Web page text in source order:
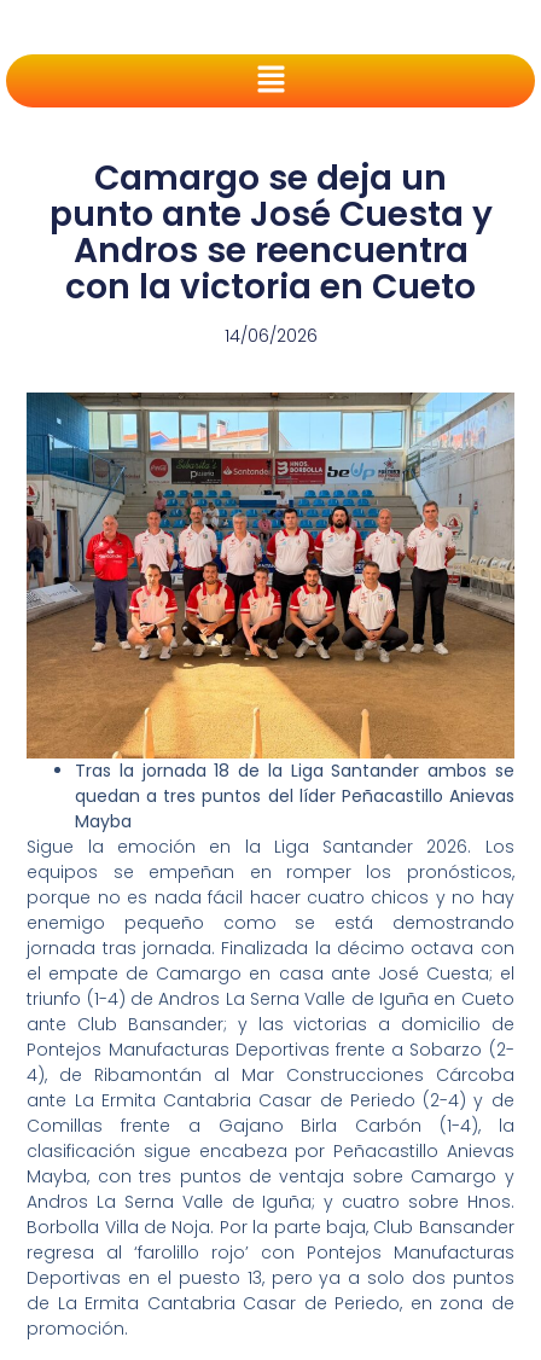
Camargo se deja un
punto ante José Cuesta y
Andros se reencuentra
con la victoria en Cueto
14/06/2026
Tras la jornada 18 de la Liga Santander ambos se
quedan a tres puntos del líder Peñacastillo Anievas
Mayba
Sigue la emoción en la Liga Santander 2026. Los
equipos se empeñan en romper los pronósticos,
porque no es nada fácil hacer cuatro chicos y no hay
enemigo pequeño como se está demostrando
jornada tras jornada. Finalizada la décimo octava con
el empate de Camargo en casa ante José Cuesta; el
triunfo (1-4) de Andros La Serna Valle de Iguña en Cueto
ante Club Bansander; y las victorias a domicilio de
Pontejos Manufacturas Deportivas frente a Sobarzo (2-
4), de Ribamontán al Mar Construcciones Cárcoba
ante La Ermita Cantabria Casar de Periedo (2-4) y de
Comillas frente a Gajano Birla Carbón (1-4), la
clasificación sigue encabeza por Peñacastillo Anievas
Mayba, con tres puntos de ventaja sobre Camargo y
Andros La Serna Valle de Iguña; y cuatro sobre Hnos.
Borbolla Villa de Noja. Por la parte baja, Club Bansander
regresa al ‘farolillo rojo’ con Pontejos Manufacturas
Deportivas en el puesto 13, pero ya a solo dos puntos
de La Ermita Cantabria Casar de Periedo, en zona de
promoción.